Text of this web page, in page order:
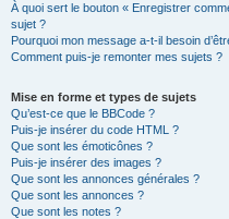
À quoi sert le bouton « Enregistrer
sujet ?
Pourquoi mon message a-t-il besoin
Comment puis-je remonter mes sujets ?
Mise en forme et types de sujets
Qu’est-ce que le BBCode ?
Puis-je insérer du code HTML ?
Que sont les émoticônes ?
Puis-je insérer des images ?
Que sont les annonces générales ?
Que sont les annonces ?
Que sont les notes ?